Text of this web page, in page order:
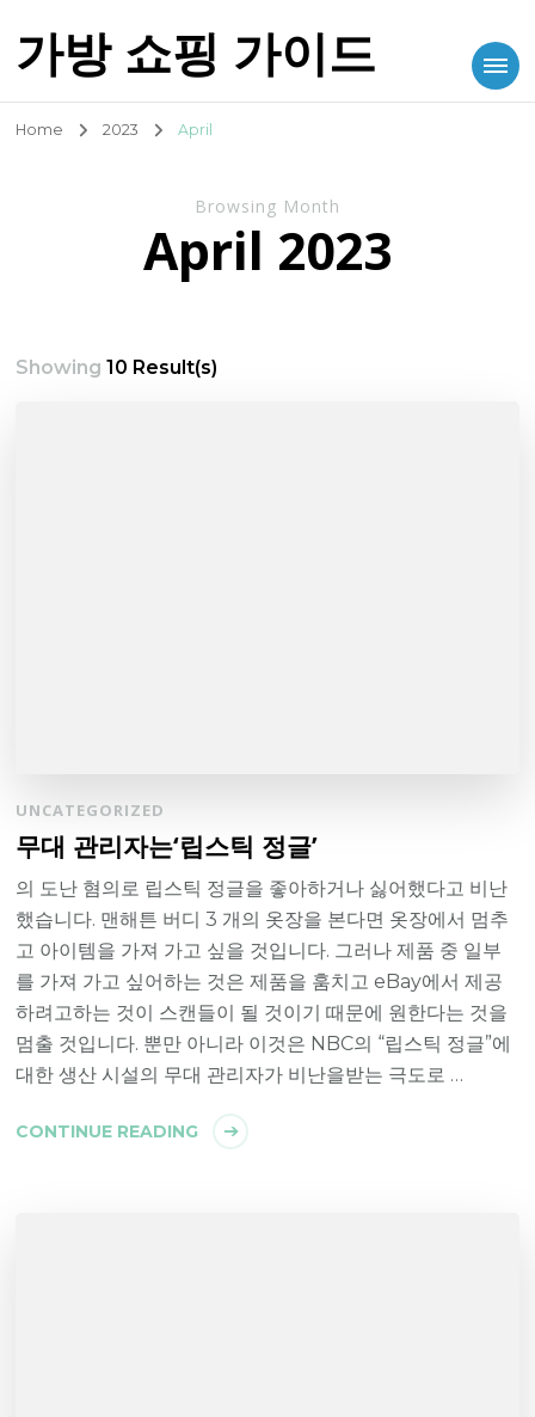
가방 쇼핑 가이드
Home 2023 April
Browsing Month
April 2023
Showing10 Result(s)
UNCATEGORIZED
무대 관리자는‘립스틱 정글’
의 도난 혐의로 립스틱 정글을 좋아하거나 싫어했다고 비난
했습니다. 맨해튼 버디 3 개의 옷장을 본다면 옷장에서 멈추
고 아이템을 가져 가고 싶을 것입니다. 그러나 제품 중 일부
를 가져 가고 싶어하는 것은 제품을 훔치고 eBay에서 제공
하려고하는 것이 스캔들이 될 것이기 때문에 원한다는 것을
멈출 것입니다. 뿐만 아니라 이것은 NBC의 “립스틱 정글”에
대한 생산 시설의 무대 관리자가 비난을받는 극도로 …
CONTINUE READING